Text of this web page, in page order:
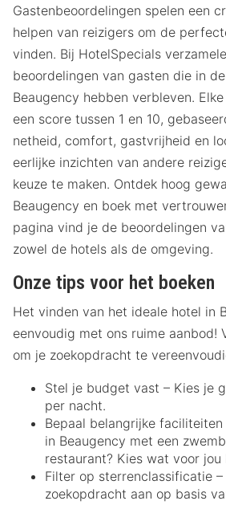
Gastenbeoordelingen spelen een
helpen van reizigers om de
vinden. Bij HotelSpecials
beoordelingen van gasten die in
Beaugency hebben verbleven.
een score tussen 1 en 10,
netheid, comfort, gastvrijheid en
eerlijke inzichten van andere
keuze te maken. Ontdek hoog
Beaugency en boek met
pagina vind je de beoordelingen
zowel de hotels als de omgeving.
Onze tips voor het boeken
Het vinden van het ideale hotel in
eenvoudig met ons ruime aanbod!
om je zoekopdracht te
Stel je budget vast – Kies je
per nacht.
Bepaal belangrijke faciliteiten
in Beaugency met een
restaurant? Kies wat voor
Filter op sterrenclassificatie –
zoekopdracht aan op basis